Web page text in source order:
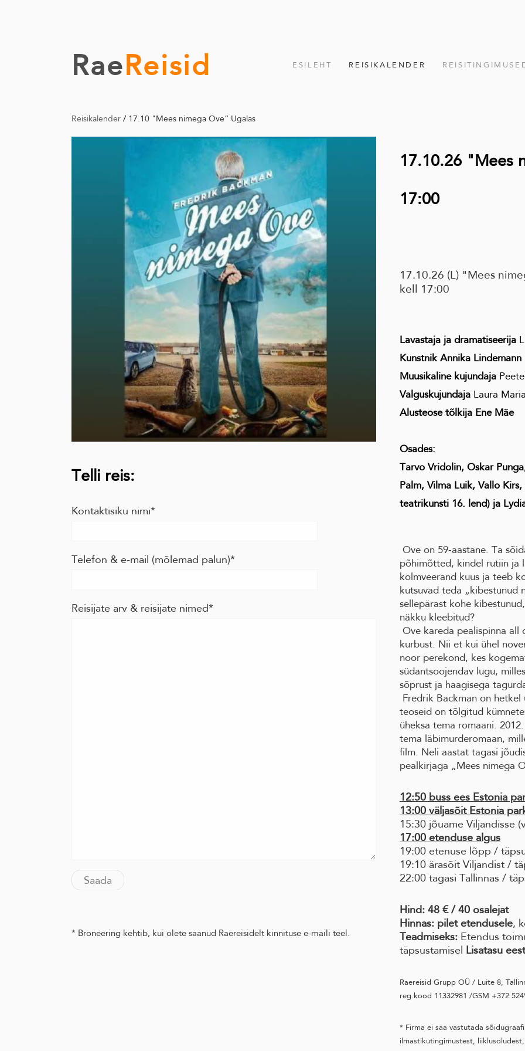
RaeReisid ESILEHT REISIKALENDER
Reisikalender / 17.10 "Mees nimega Ove“ Ugalas
Telli reis:
Kontaktisiku nimi
Telefon & e-mail (mõlemad palun)
Reisijate arv & reisijate nimed
* Broneering kehtib, kui olete saanud Raereisidelt kinnituse e-maili teel.
17.10.26 "Mees
17:00
17.10.26 (L) "Mees
kell 17:00
Lavastaja ja dramatiseerija
Kunstnik Annika Lindemann
Muusikaline kujundaja
Valguskujundaja Laura
Alusteose tõlkija Ene Mäe
Osades:
Tarvo Vridolin, Oskar
Palm, Vilma Luik, Vallo
teatrikunsti 16. lend) ja
Ove on 59-aastane. Ta
põhimõtted, kindel rutiin ja
kolmveerand kuus ja teeb
kutsuvad teda „kibestunud
sellepärast kohe
näkku kleebitud?
Ove kareda pealispinna
kurbust. Nii et kui ühel
noor perekond, kes
südantsoojendav lugu,
sõprust ja haagisega
Fredrik Backman on
teoseid on tõlgitud
üheksa tema romaani.
tema läbimurderomaan,
film. Neli aastat tagasi
pealkirjaga „Mees nimega
12:50 buss ees Estonia
13:00 väljasõit Estonia
15:30 jõuame Viljandisse
17:00 etenduse algus
19:00 etenuse lõpp /
19:10 ärasõit Viljandist /
22:00 tagasi Tallinnas /
Hind: 48 € / 40
Hinnas: pilet etendusele,
Teadmiseks: Etendus
täpsustamisel Lisatasu
Raereisid Grupp OÜ / Luite 8,
reg.kood 11332981 /GSM +372
* Firma ei saa vastutada
ilmastikutingimustest,